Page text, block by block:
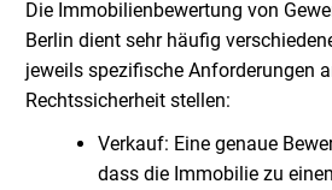
Die Immobilienbewertung von
Berlin dient sehr häufig
jeweils spezifische Anforderungen
Rechtssicherheit stellen:
Verkauf: Eine genaue
dass die Immobilie zu